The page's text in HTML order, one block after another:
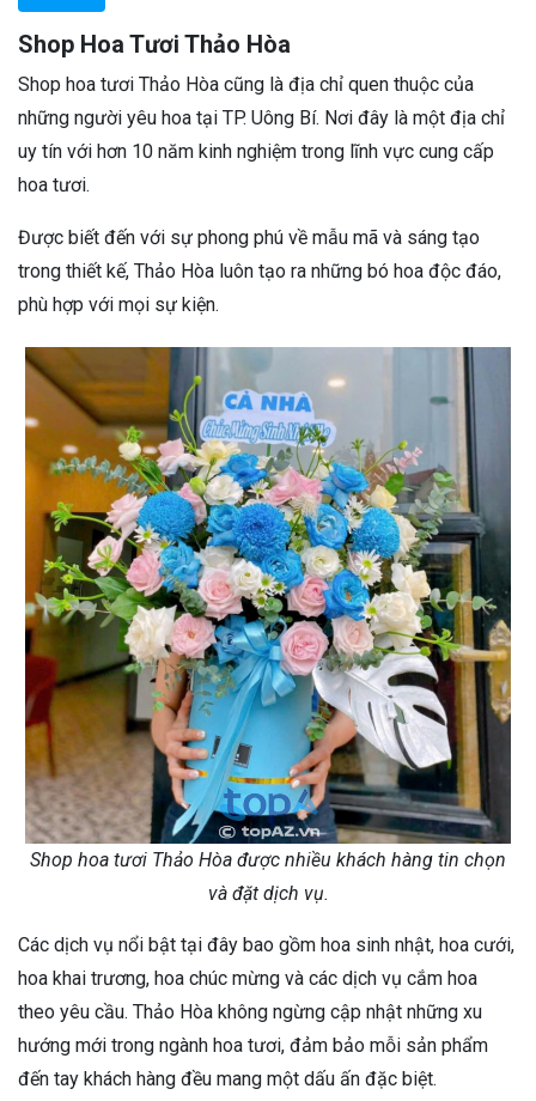
Shop Hoa Tươi Thảo Hòa
Shop hoa tươi Thảo Hòa cũng là địa chỉ quen thuộc của
những người yêu hoa tại TP. Uông Bí. Nơi đây là một địa chỉ
uy tín với hơn 10 năm kinh nghiệm trong lĩnh vực cung cấp
hoa tươi.
Được biết đến với sự phong phú về mẫu mã và sáng tạo
trong thiết kế, Thảo Hòa luôn tạo ra những bó hoa độc đáo,
phù hợp với mọi sự kiện.
Shop hoa tươi Thảo Hòa được nhiều khách hàng tin chọn
và đặt dịch vụ.
Các dịch vụ nổi bật tại đây bao gồm hoa sinh nhật, hoa cưới,
hoa khai trương, hoa chúc mừng và các dịch vụ cắm hoa
theo yêu cầu. Thảo Hòa không ngừng cập nhật những xu
hướng mới trong ngành hoa tươi, đảm bảo mỗi sản phẩm
đến tay khách hàng đều mang một dấu ấn đặc biệt.